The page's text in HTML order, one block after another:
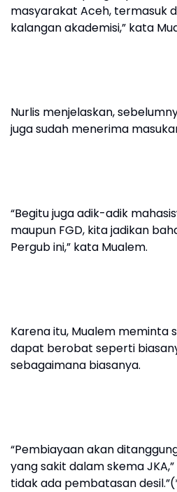
masyarakat Aceh, termasuk
kalangan akademisi,” kata
Nurlis menjelaskan,
juga sudah menerima
“Begitu juga adik-adik
maupun FGD, kita jadikan
Pergub ini,” kata Mualem.
Karena itu, Mualem meminta
dapat berobat seperti
sebagaimana biasanya.
“Pembiayaan akan
yang sakit dalam skema
tidak ada pembatasan